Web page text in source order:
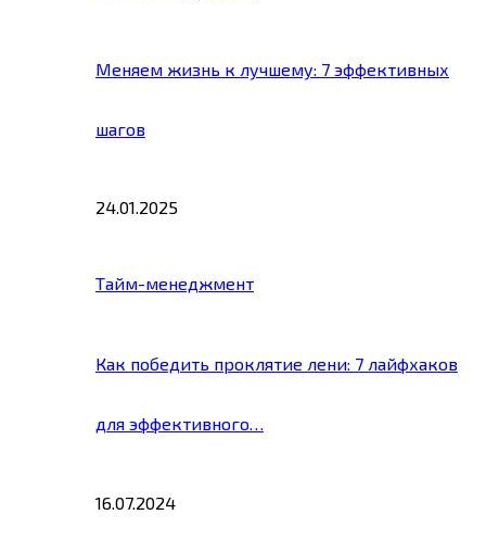
Меняем жизнь к лучшему: 7 эффективных
шагов
24.01.2025
Тайм-менеджмент
Как победить проклятие лени: 7 лайфхаков
для эффективного…
16.07.2024